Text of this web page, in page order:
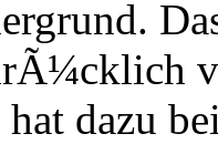
dazu